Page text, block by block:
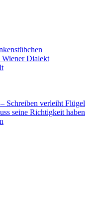
Dialekt
Schreiben verleiht Flügel
seine Richtigkeit haben